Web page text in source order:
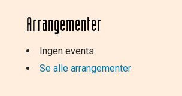
Arrangementer
Ingen events
Se alle arrangementer